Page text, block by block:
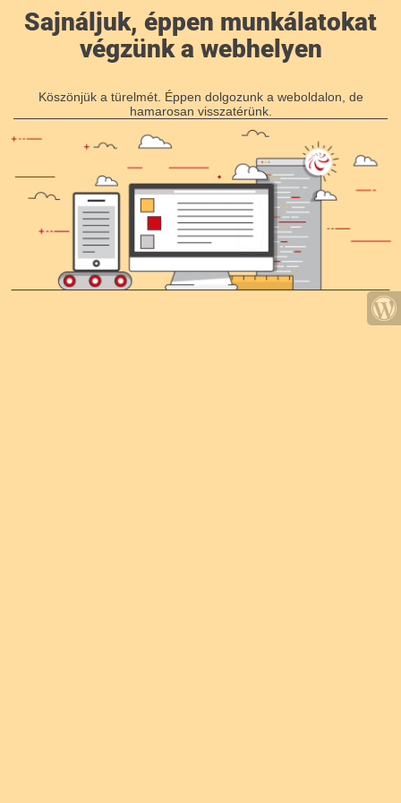
Sajnáljuk, éppen munkálatokat
végzünk a webhelyen
Köszönjük a türelmét. Éppen dolgozunk a weboldalon, de
hamarosan visszatérünk.